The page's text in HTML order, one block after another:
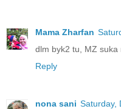
Mama Zharfan
dlm byk2 tu, MZ suka
Reply
nona sani Saturday,